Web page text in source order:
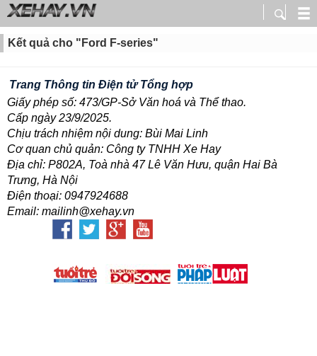
Kết quả cho "Ford F-series"
Trang Thông tin Điện tử Tổng hợp
Giấy phép số: 473/GP-Sở Văn hoá và Thể thao.
Cấp ngày 23/9/2025.
Chịu trách nhiệm nội dung: Bùi Mai Linh
Cơ quan chủ quản: Công ty TNHH Xe Hay
Địa chỉ: P802A, Toà nhà 47 Lê Văn Hưu, quận Hai Bà
Trưng, Hà Nội
Điện thoại: 0947924688
Email: mailinh@xehay.vn